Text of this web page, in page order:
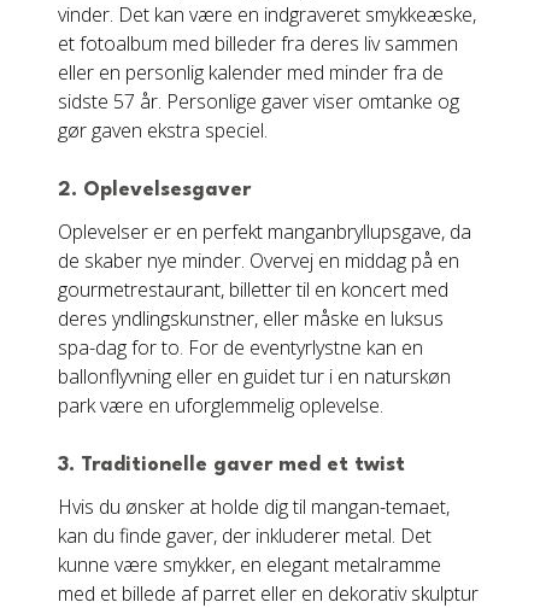
vinder. Det kan være en indgraveret smykkeæske,
et fotoalbum med billeder fra deres liv sammen
eller en personlig kalender med minder fra de
sidste 57 år. Personlige gaver viser omtanke og
gør gaven ekstra speciel.
2. Oplevelsesgaver
Oplevelser er en perfekt manganbryllupsgave, da
de skaber nye minder. Overvej en middag på en
gourmetrestaurant, billetter til en koncert med
deres yndlingskunstner, eller måske en luksus
spa-dag for to. For de eventyrlystne kan en
ballonflyvning eller en guidet tur i en naturskøn
park være en uforglemmelig oplevelse.
3. Traditionelle gaver med et twist
Hvis du ønsker at holde dig til mangan-temaet,
kan du finde gaver, der inkluderer metal. Det
kunne være smykker, en elegant metalramme
med et billede af parret eller en dekorativ skulptur